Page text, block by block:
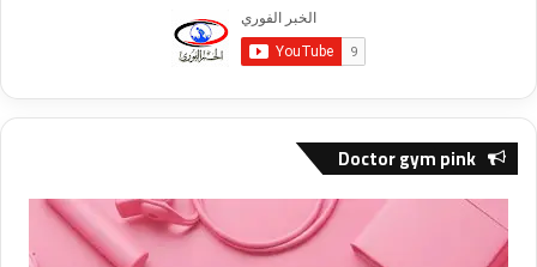
Doctor gym pink